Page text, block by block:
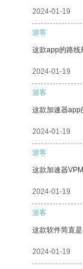
2024-01-19
游客
这款app的路线
2024-01-19
游客
这款加速器app
2024-01-19
游客
这款加速器
2024-01-19
游客
这款软件简直
2024-01-19